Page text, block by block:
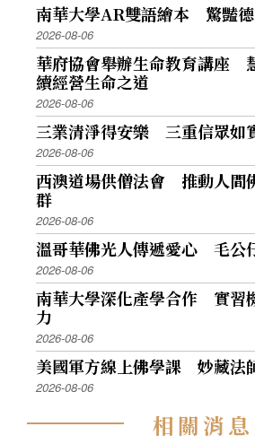
南華大學AR雙語繪本 驚豔
2026-08-06
華府協會舉辦生命教育講座
續經營生命之道
2026-08-06
三業清淨得安樂 三重信眾如
2026-08-06
西澳道場供僧法會 推動人間
群
2026-08-06
溫哥華佛光人傳遞愛心 毛公
2026-08-06
南華大學深化產學合作 實習
力
2026-08-06
美國軍方線上佛學課 妙藏法
2026-08-06
相關消息